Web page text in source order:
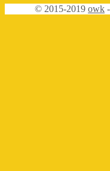
© 2015-2019 owk -